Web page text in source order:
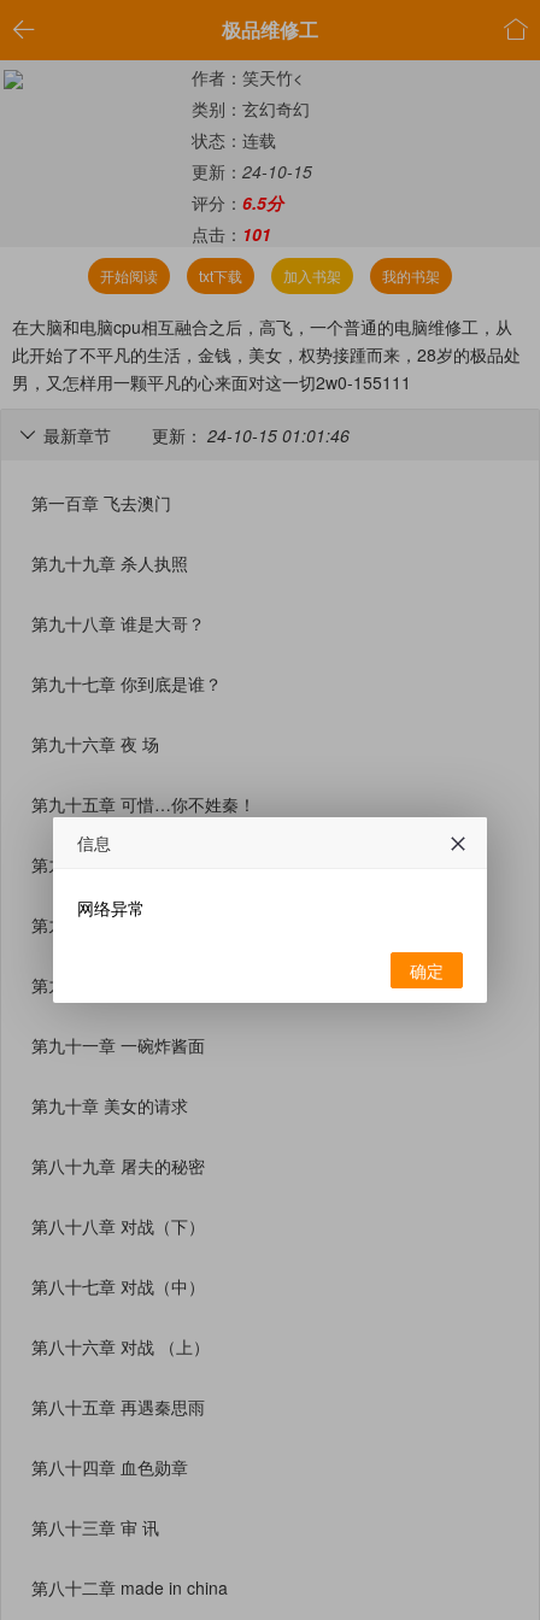
 极品维修工 
作者：笑天竹<
类别：玄幻奇幻
状态：连载
更新：24-10-15
评分：6.5分
点击： 101
开始阅读 txt下载 加入书架 我的书架
在大脑和电脑cpu相互融合之后，高飞，一个普通的电脑维修工，从
此开始了不平凡的生活，金钱，美女，权势接踵而来，28岁的极品处
男，又怎样用一颗平凡的心来面对这一切2w0-155111
最新章节 更新： 24-10-15 01:01:46

第一百章 飞去澳门
第九十九章 杀人执照
第九十八章 谁是大哥？
第九十七章 你到底是谁？
第九十六章 夜 场
第九十五章 可惜…你不姓秦！
第九十四章 再做一碗面
第九十三章 问题严重了
第九十二章 我是来讨债的
第九十一章 一碗炸酱面
第九十章 美女的请求
第八十九章 屠夫的秘密
第八十八章 对战（下）
第八十七章 对战（中）
第八十六章 对战 （上）
第八十五章 再遇秦思雨
第八十四章 血色勋章
第八十三章 审 讯
第八十二章 made in china
信息
网络异常
确定